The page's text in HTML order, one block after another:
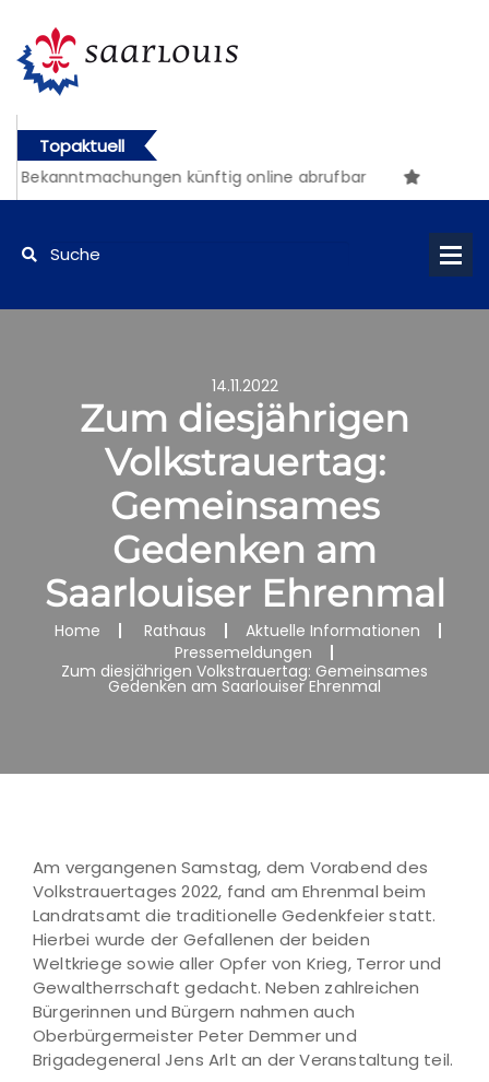
Topaktuell
künftig online abrufbar
14.11.2022
Zum diesjährigen
Volkstrauertag:
Gemeinsames
Gedenken am
Saarlouiser Ehrenmal
Home Rathaus
Aktuelle Informationen
Pressemeldungen
Zum diesjährigen Volkstrauertag: Gemeinsames
Gedenken am Saarlouiser Ehrenmal
Am vergangenen Samstag, dem Vorabend des
Volkstrauertages 2022, fand am Ehrenmal beim
Landratsamt die traditionelle Gedenkfeier statt.
Hierbei wurde der Gefallenen der beiden
Weltkriege sowie aller Opfer von Krieg, Terror und
Gewaltherrschaft gedacht. Neben zahlreichen
Bürgerinnen und Bürgern nahmen auch
Oberbürgermeister Peter Demmer und
Brigadegeneral Jens Arlt an der Veranstaltung teil.